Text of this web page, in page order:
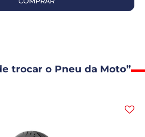
trocar o Pneu da Moto”